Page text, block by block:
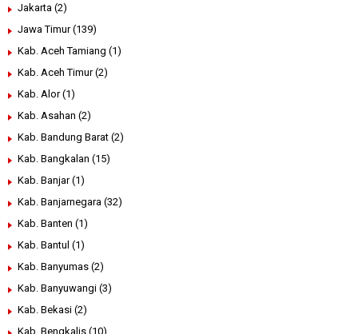
Jakarta (2)
Jawa Timur (139)
Kab. Aceh Tamiang (1)
Kab. Aceh Timur (2)
Kab. Alor (1)
Kab. Asahan (2)
Kab. Bandung Barat (2)
Kab. Bangkalan (15)
Kab. Banjar (1)
Kab. Banjarnegara (32)
Kab. Banten (1)
Kab. Bantul (1)
Kab. Banyumas (2)
Kab. Banyuwangi (3)
Kab. Bekasi (2)
Kab. Bengkalis (10)